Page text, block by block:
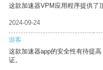
这款加速器VPM应用程序提供了
2024-09-24
游客
这款加速器app的安全性有待提
证。